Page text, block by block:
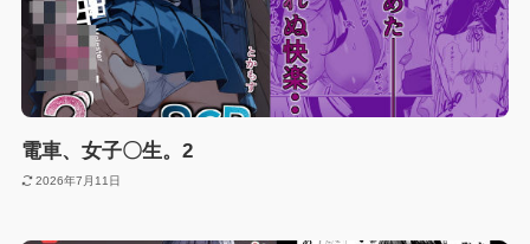
電車、女子〇生。2
2026年7月11日